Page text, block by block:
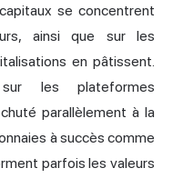
se concentrent
ainsi que sur les
en pâtissent.
les plateformes
parallèlement à la
à succès comme
parfois les valeurs